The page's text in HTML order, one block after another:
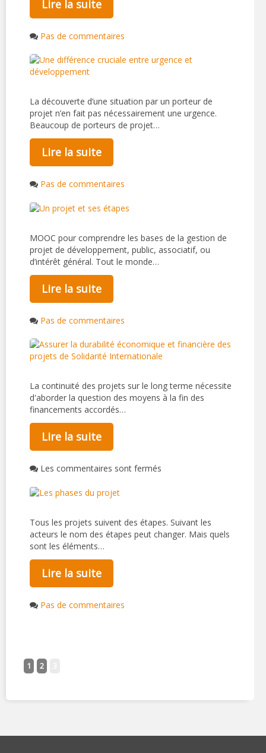
Lire la suite
Pas de commentaires
La découverte d’une situation par un porteur de
projet n’en fait pas nécessairement une urgence.
Beaucoup de porteurs de projet…
Lire la suite
Pas de commentaires
MOOC pour comprendre les bases de la gestion de
projet de développement, public, associatif, ou
d’intérêt général. Tout le monde…
Lire la suite
Pas de commentaires
La continuité des projets sur le long terme nécessite
d'aborder la question des moyens à la fin des
financements accordés…
Lire la suite
Les commentaires sont fermés
Tous les projets suivent des étapes. Suivant les
acteurs le nom des étapes peut changer. Mais quels
sont les éléments…
Lire la suite
Pas de commentaires
1 2